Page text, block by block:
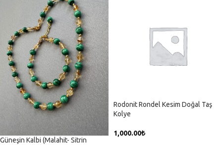
Güneşin Kalbi (Malahit- Sitrin
Rodonit Rondel Kesim Doğal Taş
Kolye
1,000.00₺